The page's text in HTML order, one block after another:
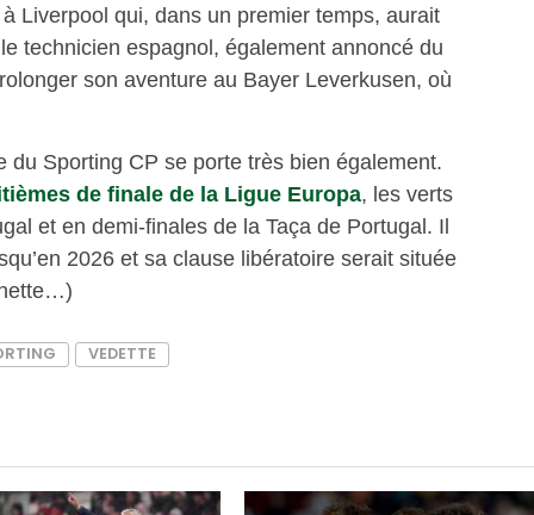
Liverpool qui, dans un premier temps, aurait
technicien espagnol, également annoncé du
son aventure au Bayer Leverkusen, où
du Sporting CP se porte très bien également.
de finale de la Ligue Europa, les verts
et en demi-finales de la Taça de Portugal. Il
2026 et sa clause libératoire serait située
VEDETTE